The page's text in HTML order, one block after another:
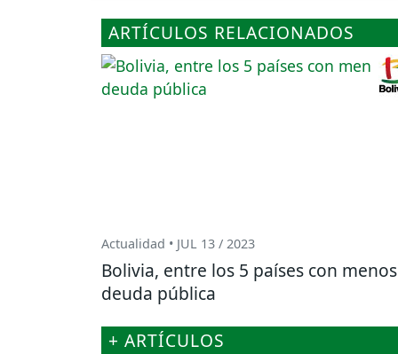
ARTÍCULOS RELACIONADOS
Actualidad • JUL 13 / 2023
Bolivia, entre los 5 países con menos
deuda pública
+ ARTÍCULOS